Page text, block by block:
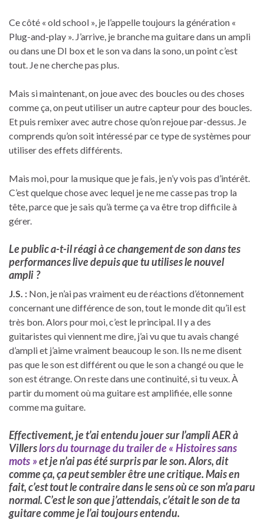
Ce côté « old school », je l’appelle toujours la génération «
Plug-and-play ». J’arrive, je branche ma guitare dans un ampli
ou dans une DI box et le son va dans la sono, un point c’est
tout. Je ne cherche pas plus.
Mais si maintenant, on joue avec des boucles ou des choses
comme ça, on peut utiliser un autre capteur pour des boucles.
Et puis remixer avec autre chose qu’on rejoue par-dessus. Je
comprends qu’on soit intéressé par ce type de systèmes pour
utiliser des effets différents.
Mais moi, pour la musique que je fais, je n’y vois pas d’intérêt.
C’est quelque chose avec lequel je ne me casse pas trop la
tête, parce que je sais qu’à terme ça va être trop difficile à
gérer.
Le public a-t-il réagi à ce changement de son dans tes
performances live depuis que tu utilises le nouvel
ampli ?
J.S. : Non, je n’ai pas vraiment eu de réactions d’étonnement
concernant une différence de son, tout le monde dit qu’il est
très bon. Alors pour moi, c’est le principal. Il y a des
guitaristes qui viennent me dire, j’ai vu que tu avais changé
d’ampli et j’aime vraiment beaucoup le son. Ils ne me disent
pas que le son est différent ou que le son a changé ou que le
son est étrange. On reste dans une continuité, si tu veux. À
partir du moment où ma guitare est amplifiée, elle sonne
comme ma guitare.
Effectivement, je t’ai entendu jouer sur l’ampli AER à
Villerslors du tournage du trailer de « Histoires sans
mots »et je n’ai pas été surpris par le son. Alors, dit
comme ça, ça peut sembler être une critique. Mais en
fait, c’est tout le contraire dans le sens où ce son m’a paru
normal. C’est le son que j’attendais, c’était le son de ta
guitare comme je l’ai toujours entendu.